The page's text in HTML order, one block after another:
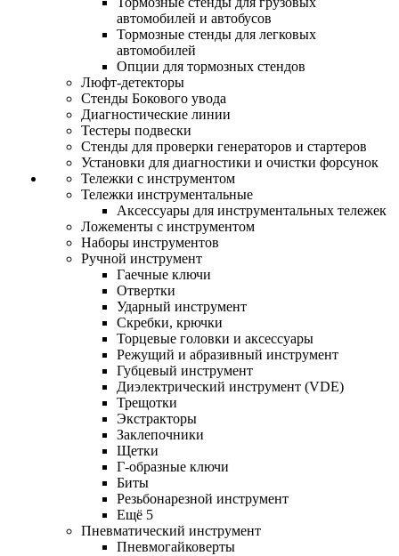
автомобилей и автобусов
Тормозные стенды для легковых
автомобилей
Опции для тормозных стендов
Люфт-детекторы
Стенды Бокового увода
Диагностические линии
Тестеры подвески
Стенды для проверки генераторов и стартеров
Установки для диагностики и очистки форсунок
Тележки с инструментом
Тележки инструментальные
Аксессуары для инструментальных тележек
Ложементы с инструментом
Наборы инструментов
Ручной инструмент
Гаечные ключи
Отвертки
Ударный инструмент
Скребки, крючки
Торцевые головки и аксессуары
Режущий и абразивный инструмент
Губцевый инструмент
Диэлектрический инструмент (VDE)
Трещотки
Экстракторы
Заклепочники
Щетки
Г-образные ключи
Биты
Резьбонарезной инструмент
Ещё 5
Пневматический инструмент
Пневмогайковерты